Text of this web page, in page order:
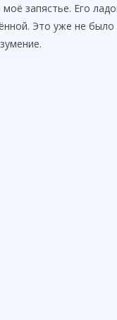
запястье. Его
Это уже не